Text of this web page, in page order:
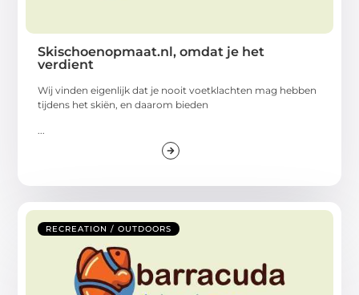
Skischoenopmaat.nl, omdat je het
verdient
Wij vinden eigenlijk dat je nooit voetklachten mag hebben
tijdens het skiën, en daarom bieden
...
RECREATION / OUTDOORS